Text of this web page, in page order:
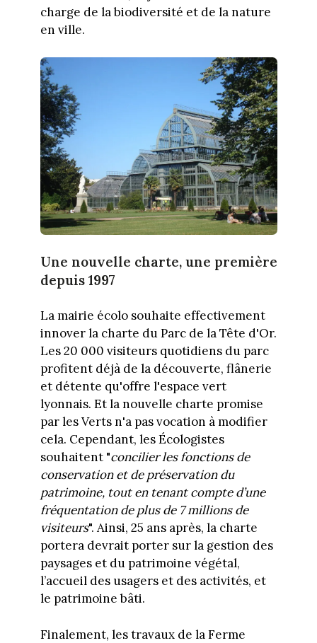
charge de la biodiversité et de la nature
en ville.
Une nouvelle charte, une première
depuis 1997
La mairie écolo souhaite effectivement
innover la charte du Parc de la Tête d'Or.
Les 20 000 visiteurs quotidiens du parc
profitent déjà de la découverte, flânerie
et détente qu'offre l'espace vert
lyonnais. Et la nouvelle charte promise
par les Verts n'a pas vocation à modifier
cela. Cependant, les Écologistes
souhaitent "concilier les fonctions de
conservation et de préservation du
patrimoine, tout en tenant compte d’une
fréquentation de plus de 7 millions de
visiteurs". Ainsi, 25 ans après, la charte
portera devrait porter sur la gestion des
paysages et du patrimoine végétal,
l’accueil des usagers et des activités, et
le patrimoine bâti.
Finalement, les travaux de la Ferme